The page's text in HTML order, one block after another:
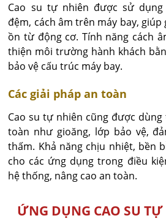
Cao su tự nhiên được sử
đệm, cách âm trên máy bay,
ồn từ động cơ. Tính năng cách
thiện môi trường hành khách
bảo vệ cấu trúc máy bay.
Các giải pháp an toàn
Cao su tự nhiên cũng được
toàn như gioăng, lớp bảo vệ,
thấm. Khả năng chịu nhiệt, bền
cho các ứng dụng trong điều
hệ thống, nâng cao an toàn.
ỨNG DỤNG CAO SU